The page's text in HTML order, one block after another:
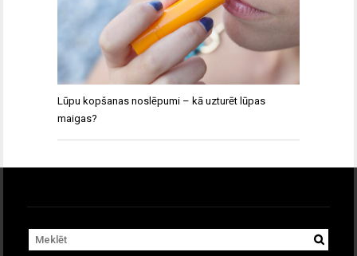
Lūpu kopšanas noslēpumi – kā uzturēt lūpas
maigas?